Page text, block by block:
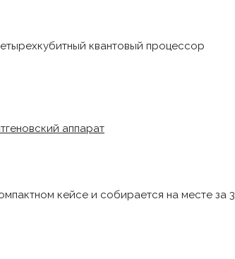
квантовый процессор
кейсе и собирается на месте за 3